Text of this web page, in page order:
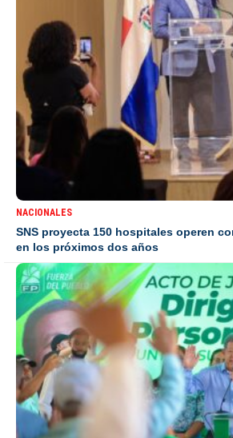
NACIONALES
SNS proyecta 150 hospitales operen
en los próximos dos años